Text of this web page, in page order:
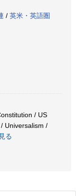
/ 英米・英語圏
/ US
Universalism /
る